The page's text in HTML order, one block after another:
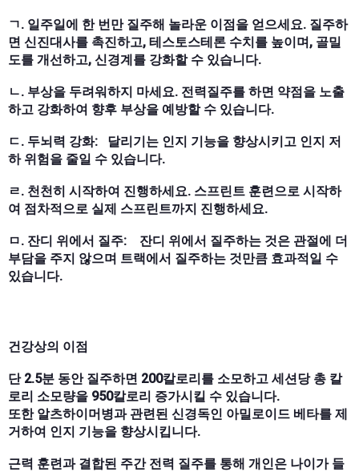
ㄱ. 일주일에 한 번만 질주해 놀라운 이점을 얻으세요. 질주하
면 신진대사를 촉진하고, 테스토스테론 수치를 높이며, 골밀
도를 개선하고, 신경계를 강화할 수 있습니다.
ㄴ. 부상을 두려워하지 마세요. 전력질주를 하면 약점을 노출
하고 강화하여 향후 부상을 예방할 수 있습니다.
ㄷ. 두뇌력 강화: 달리기는 인지 기능을 향상시키고 인지 저
하 위험을 줄일 수 있습니다.
ㄹ. 천천히 시작하여 진행하세요. 스프린트 훈련으로 시작하
여 점차적으로 실제 스프린트까지 진행하세요.
ㅁ. 잔디 위에서 질주: 잔디 위에서 질주하는 것은 관절에 더
부담을 주지 않으며 트랙에서 질주하는 것만큼 효과적일 수
있습니다.
건강상의 이점
단 2.5분 동안 질주하면 200칼로리를 소모하고 세션당 총 칼
로리 소모량을 950칼로리 증가시킬 수 있습니다.
또한 알츠하이머병과 관련된 신경독인 아밀로이드 베타를 제
거하여 인지 기능을 향상시킵니다.
근력 훈련과 결합된 주간 전력 질주를 통해 개인은 나이가 들